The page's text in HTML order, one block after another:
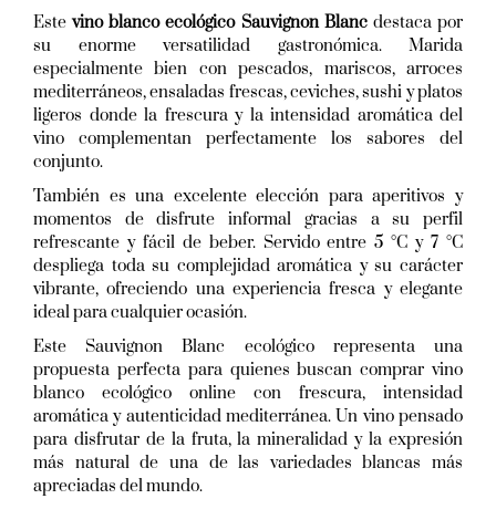
Estevino blanco ecológico Sauvignon Blancdestaca por
su enorme versatilidad gastronómica. Marida
especialmente bien con pescados, mariscos, arroces
mediterráneos, ensaladas frescas, ceviches, sushi y platos
ligeros donde la frescura y la intensidad aromática del
vino complementan perfectamente los sabores del
conjunto.
También es una excelente elección para aperitivos y
momentos de disfrute informal gracias a su perfil
refrescante y fácil de beber. Servido entre 5 °C y 7 °C
despliega toda su complejidad aromática y su carácter
vibrante, ofreciendo una experiencia fresca y elegante
ideal para cualquier ocasión.
Este Sauvignon Blanc ecológico representa una
propuesta perfecta para quienes buscan comprar vino
blanco ecológico online con frescura, intensidad
aromática y autenticidad mediterránea. Un vino pensado
para disfrutar de la fruta, la mineralidad y la expresión
más natural de una de las variedades blancas más
apreciadas del mundo.